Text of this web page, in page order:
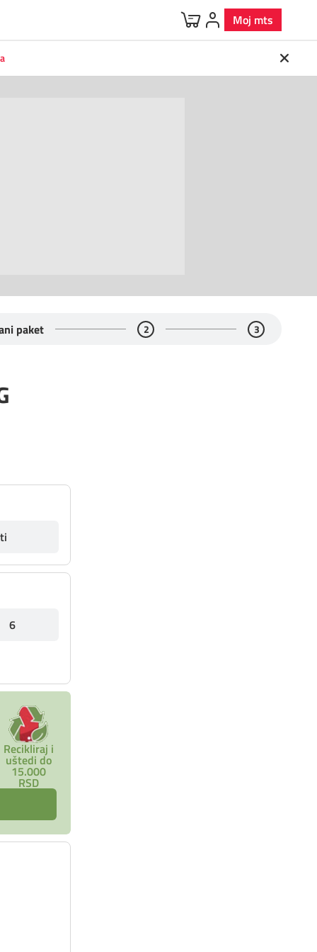
Moj mts
paket 2 3
6
Recikliraj i
uštedi do
15.000
RSD